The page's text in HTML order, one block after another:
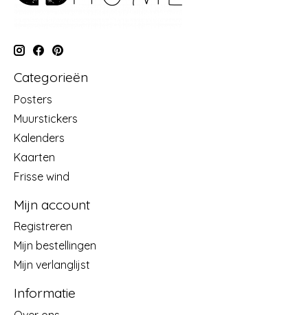
Categorieën
Posters
Muurstickers
Kalenders
Kaarten
Frisse wind
Mijn account
Registreren
Mijn bestellingen
Mijn verlanglijst
Informatie